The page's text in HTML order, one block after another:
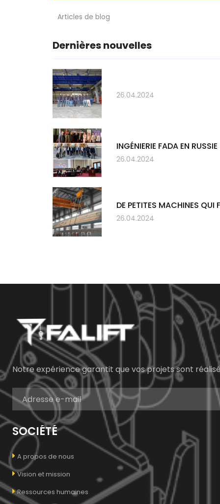
Articles de blog
Dernières nouvelles
26.04.2024
INGÉNIERIE FADA EN RUSSIE
26.04.2024
DE PETITES MACHINES QUI
26.04.2024
Notre expérience garantit que vos projets sont
SOCIÉTÉ
A propos de nous
Vision et mission
Ressources humaines